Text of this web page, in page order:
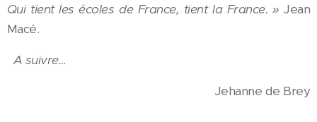
Qui tient les écoles de France, tient la France. » Jean
Macé.
A suivre…
Jehanne de Brey